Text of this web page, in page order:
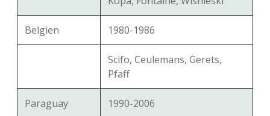
Belgien 1980-1986
Scifo, Ceulemans, Gerets,
Pfaff
Paraguay 1990-2006